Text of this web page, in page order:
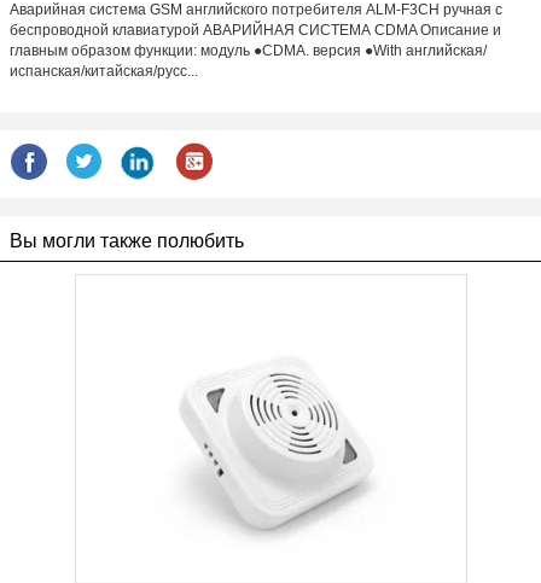
Аварийная система GSM английского потребителя ALM-F3CH ручная с
беспроводной клавиатурой АВАРИЙНАЯ СИСТЕМА CDMA Описание и
главным образом функции: модуль ●CDMA. версия ●With английская/
испанская/китайская/русс...
Вы могли также полюбить